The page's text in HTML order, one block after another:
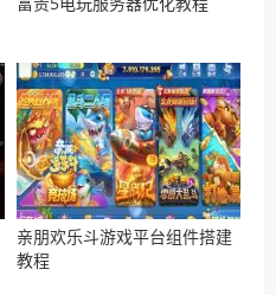
亲朋欢乐斗游戏平台组件搭建
教程